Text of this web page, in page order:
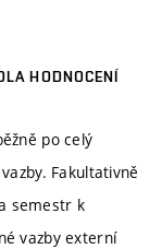
HODNOCENÍ
po celý
Fakultativně
semestr k
vazby externí